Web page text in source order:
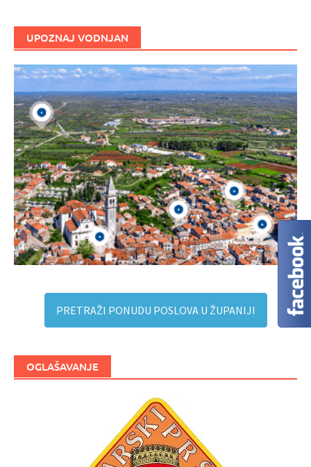
UPOZNAJ VODNJAN
PRETRAŽI PONUDU POSLOVA U ŽUPANIJI
OGLAŠAVANJE